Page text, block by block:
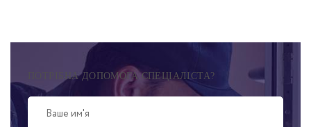
ПОТРІБНА ДОПОМОГА СПЕЦІАЛІСТА?